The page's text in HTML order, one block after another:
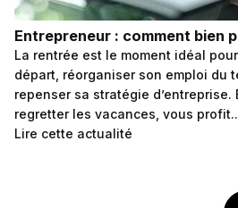
Entrepreneur : comment bien
La rentrée est le moment idéal
départ, réorganiser son emploi du
repenser sa stratégie d’entreprise.
regretter les vacances, vous
Lire cette actualité